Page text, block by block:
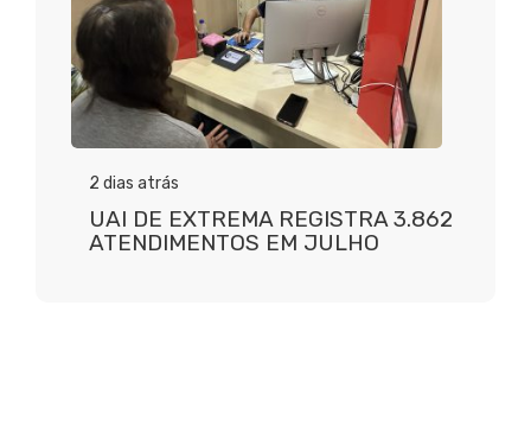
2 dias atrás
UAI DE EXTREMA REGISTRA 3.862
ATENDIMENTOS EM JULHO